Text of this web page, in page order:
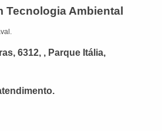
Tecnologia Ambiental
6312, , Parque Itália,